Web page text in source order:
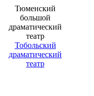
Тюменский
большой
драматический
театр
Тобольский
драматический
театр